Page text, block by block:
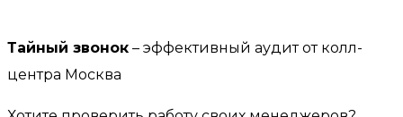
Тайный звонок – эффективный аудит от колл-
центра Москва